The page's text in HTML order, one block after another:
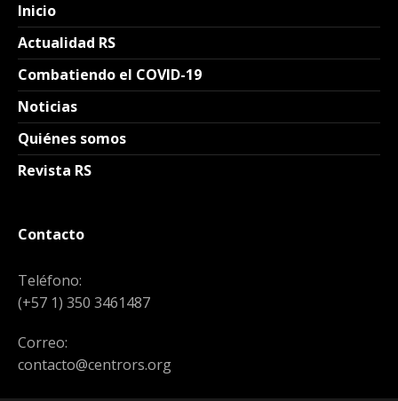
Inicio
Actualidad RS
Combatiendo el COVID-19
Noticias
Quiénes somos
Revista RS
Contacto
Teléfono:
(+57 1) 350 3461487
Correo:
contacto@centrors.org